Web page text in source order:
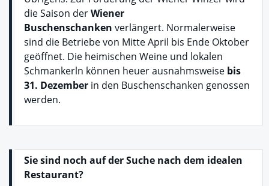
die Saison derWiener
Buschenschanken verlängert. Normalerweise
sind die Betriebe von Mitte April bis Ende Oktober
geöffnet. Die heimischen Weine und lokalen
Schmankerln können heuer ausnahmsweise bis
31. Dezember in den Buschenschanken genossen
werden.
Sie sind noch auf der Suche nach dem idealen
Restaurant?